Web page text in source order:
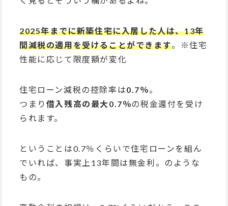
2025年までに新築住宅に入居した人は、13年
間減税の適用を受けることができます。※住宅
性能に応じて限度額が変化
住宅ローン減税の控除率は0.7％。
つまり 借入残高の最大0.7％の税金還付を受け
られます。
ということは0.7％くらいで住宅ローンを組ん
でいれば、事実上13年間は無金利。のような
もの。